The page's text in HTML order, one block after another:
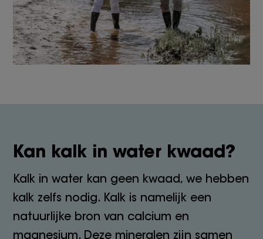
Kan kalk in water kwaad?
Kalk in water kan geen kwaad, we hebben
kalk zelfs nodig. Kalk is namelijk een
natuurlijke bron van calcium en
magnesium. Deze mineralen zijn samen